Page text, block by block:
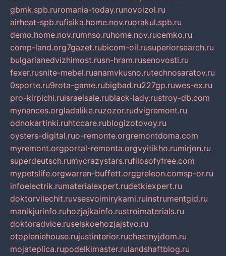
gbmk.spb.ruromania-today.runovoizol.ru
airheat-spb.rufisika.home.nov.ruorakul.spb.ru
demo.home.nov.rumnso.ruhome.nov.rucemko.ru
comp-land.org7gazet.rubicom-oil.rusuperiorsearch.ru
bulgarianedvizhimost.rusn-hram.rusenovosti.ru
fexer.rusnite-mebel.ruanamvkusno.rutechnosaratov.ru
0sporte.ru9rota-game.rubigbad.ru227gp.ruwes-ex.ru
pro-kirpichi.ruisraelsale.rublack-lady.rustroy-db.com
mynances.orgladalike.ruzozor.rudvigremont.ru
odnokartinki.ruhtccare.rublogizotovoy.ru
oysters-digital.ruo-remonte.orgremontdoma.com
myremont.orgportal-remonta.orgvyitikho.rumirjon.ru
superdeutsch.rumycrazystars.rufilosofyfree.com
mypetslife.orgwarren-buffett.orggreleon.comsp-or.ru
infoelectrik.rumaterialexpert.rudetkiexpert.ru
doktorvilechit.ruvsesvoimirykami.ruinstrumentgid.ru
manikjurinfo.ruhozjajkainfo.rustroimaterials.ru
doktoradvice.ruselskoehozjajstvo.ru
otopleniehouse.rujustinterior.ruchastnyjdom.ru
mojateplica.rupodelkimaster.rulandshaftblog.ru